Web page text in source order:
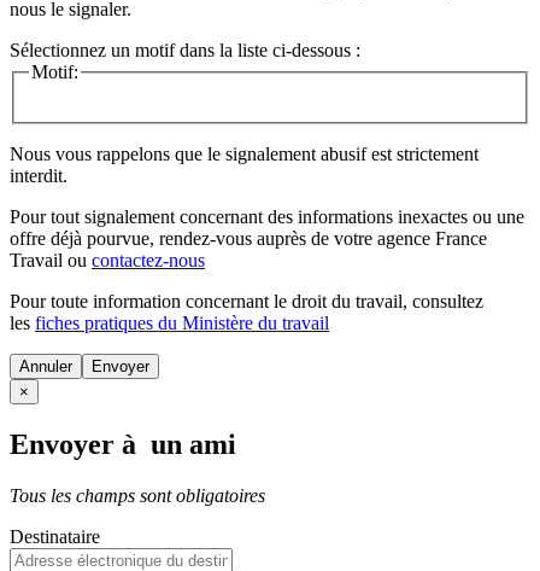
nous le signaler.
Sélectionnez un motif dans la liste ci-dessous :
Motif:
Nous vous rappelons que le signalement abusif est strictement
interdit.
Pour tout signalement concernant des informations inexactes ou une
offre déjà pourvue, rendez-vous auprès de votre agence France
Travail ou contactez-nous
Pour toute information concernant le droit du travail, consultez
les fiches pratiques du Ministère du travail
Annuler
×
Envoyer à un ami
Tous les champs sont obligatoires
Destinataire